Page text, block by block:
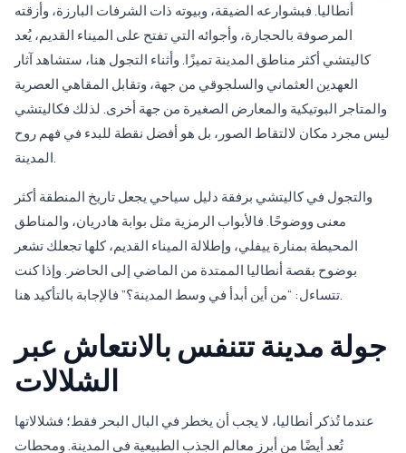
أنطاليا. فبشوارعه الضيقة، وبيوته ذات الشرفات البارزة، وأزقته
المرصوفة بالحجارة، وأجوائه التي تفتح على الميناء القديم، يُعد
كاليتشي أكثر مناطق المدينة تميزًا. وأثناء التجول هنا، ستشاهد آثار
العهدين العثماني والسلجوقي من جهة، وتقابل المقاهي العصرية
والمتاجر البوتيكية والمعارض الصغيرة من جهة أخرى. لذلك فكاليتشي
ليس مجرد مكان لالتقاط الصور، بل هو أفضل نقطة للبدء في فهم روح
المدينة.
والتجول في كاليتشي برفقة دليل سياحي يجعل تاريخ المنطقة أكثر
معنى ووضوحًا. فالأبواب الرمزية مثل بوابة هادريان، والمناطق
المحيطة بمنارة ييفلي، وإطلالة الميناء القديم، كلها تجعلك تشعر
بوضوح بقصة أنطاليا الممتدة من الماضي إلى الحاضر. وإذا كنت
تتساءل: “من أين أبدأ في وسط المدينة؟” فالإجابة بالتأكيد هنا.
جولة مدينة تتنفس بالانتعاش عبر
الشلالات
عندما تُذكر أنطاليا، لا يجب أن يخطر في البال البحر فقط؛ فشلالاتها
تُعد أيضًا من أبرز معالم الجذب الطبيعية في المدينة. ومحطات